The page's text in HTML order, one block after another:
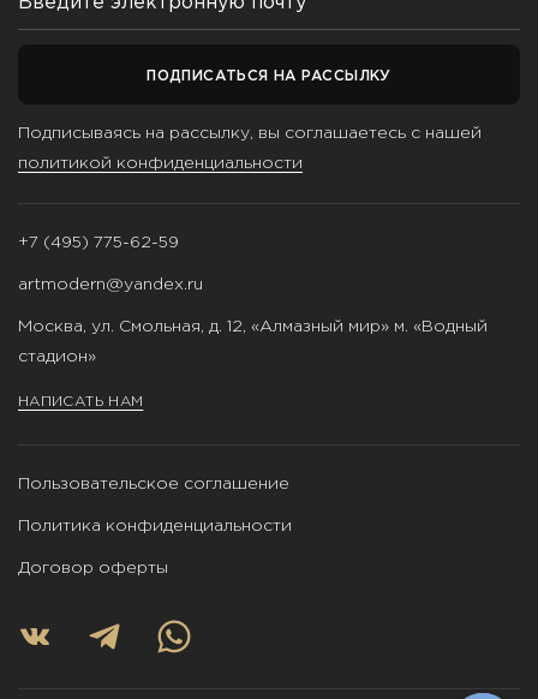
ПОДПИСАТЬСЯ НА РАССЫЛКУ
Подписываясь на рассылку, вы соглашаетесь с нашей
политикой конфиденциальности
+7 (495) 775-62-59
artmodern@yandex.ru
Москва, ул. Смольная, д. 12, «Алмазный мир» м. «Водный
стадион»
НАПИСАТЬ НАМ
Пользовательское соглашение
Политика конфиденциальности
Договор оферты